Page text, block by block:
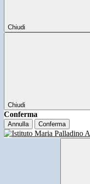
Chiudi
Chiudi
Conferma
Annulla Conferma